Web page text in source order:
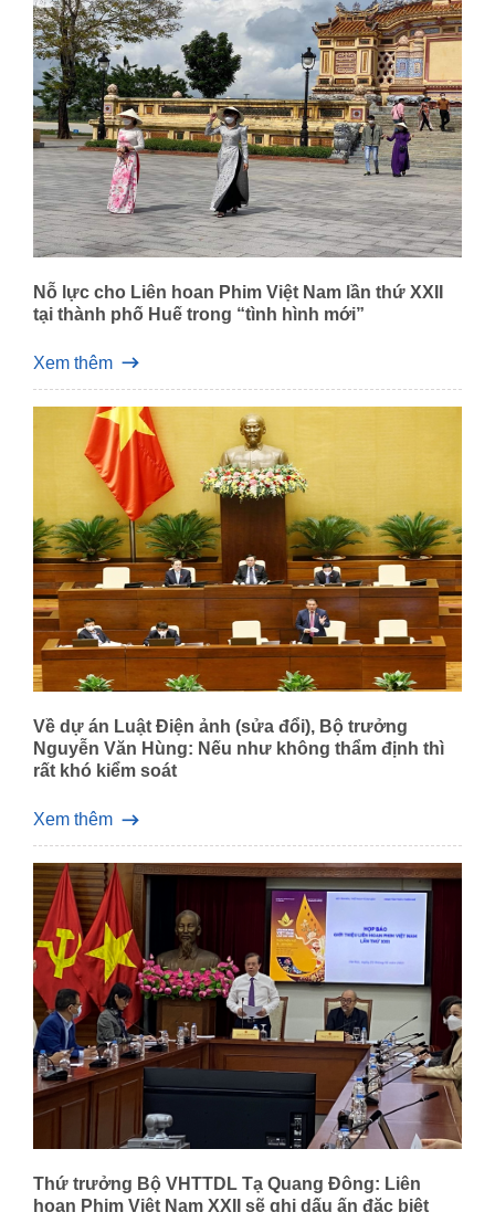
Nỗ lực cho Liên hoan Phim Việt Nam lần thứ XXII
tại thành phố Huế trong “tình hình mới”
Xem thêm
Về dự án Luật Điện ảnh (sửa đổi), Bộ trưởng
Nguyễn Văn Hùng: Nếu như không thẩm định thì
rất khó kiểm soát
Xem thêm
Thứ trưởng Bộ VHTTDL Tạ Quang Đông: Liên
hoan Phim Việt Nam XXII sẽ ghi dấu ấn đặc biệt